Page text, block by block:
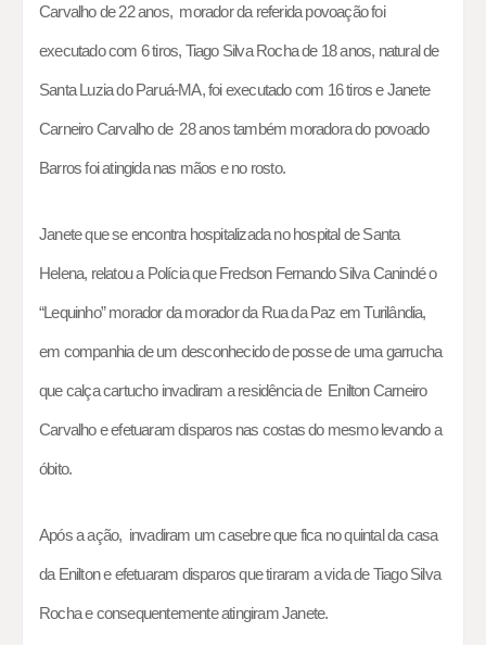
Carvalho de 22 anos, morador da referida povoação foi
executado com 6 tiros, Tiago Silva Rocha de 18 anos, natural de
Santa Luzia do Paruá-MA, foi executado com 16 tiros e Janete
Carneiro Carvalho de 28 anos também moradora do povoado
Barros foi atingida nas mãos e no rosto.
Janete que se encontra hospitalizada no hospital de Santa
Helena, relatou a Polícia que Fredson Fernando Silva Canindé o
“Lequinho” morador da morador da Rua da Paz em Turilândia,
em companhia de um desconhecido de posse de uma garrucha
que calça cartucho invadiram a residência de Enilton Carneiro
Carvalho e efetuaram disparos nas costas do mesmo levando a
óbito.
Após a ação, invadiram um casebre que fica no quintal da casa
da Enilton e efetuaram disparos que tiraram a vida de Tiago Silva
Rocha e consequentemente atingiram Janete.